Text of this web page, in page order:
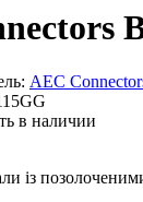
AEC
в наличии
із